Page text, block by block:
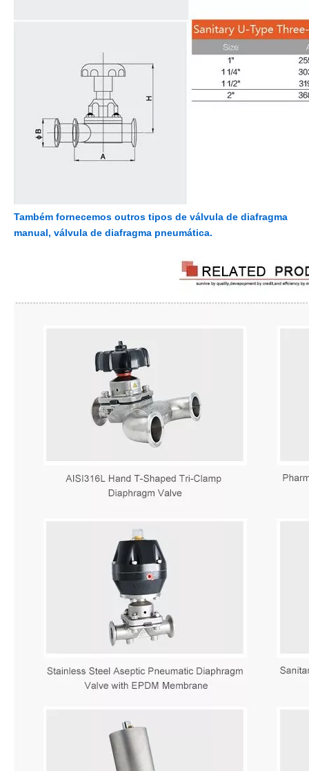
Também fornecemos outros tipos de válvula de diafragma
manual, válvula de diafragma pneumática.